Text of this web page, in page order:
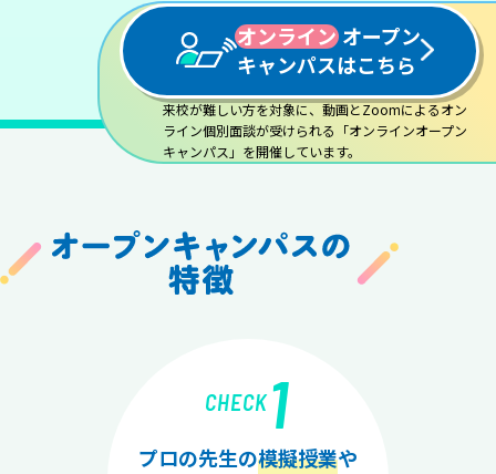
オンライン オープン
キャンパスはこちら
来校が難しい方を対象に、動画とZoomによるオン
ライン個別面談が受けられる「オンラインオープン
キャンパス」を開催しています。
CHECK1
プロの先生の模擬授業や